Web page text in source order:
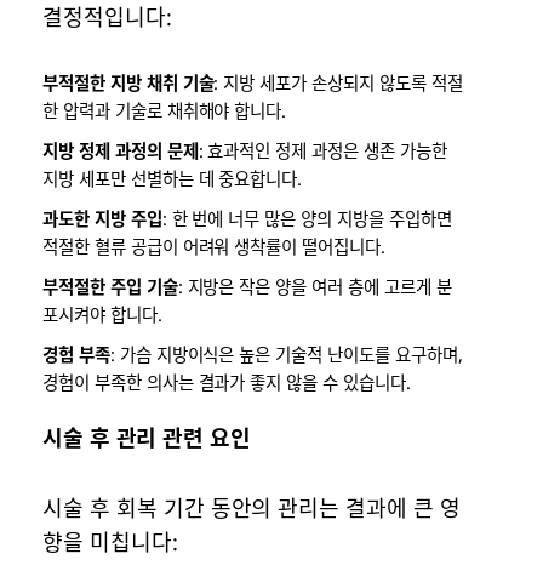
결정적입니다:
부적절한 지방 채취 기술: 지방 세포가 손상되지 않도록 적절
한 압력과 기술로 채취해야 합니다.
지방 정제 과정의 문제: 효과적인 정제 과정은 생존 가능한
지방 세포만 선별하는 데 중요합니다.
과도한 지방 주입: 한 번에 너무 많은 양의 지방을 주입하면
적절한 혈류 공급이 어려워 생착률이 떨어집니다.
부적절한 주입 기술: 지방은 작은 양을 여러 층에 고르게 분
포시켜야 합니다.
경험 부족: 가슴 지방이식은 높은 기술적 난이도를 요구하며,
경험이 부족한 의사는 결과가 좋지 않을 수 있습니다.
시술 후 관리 관련 요인
시술 후 회복 기간 동안의 관리는 결과에 큰 영
향을 미칩니다: